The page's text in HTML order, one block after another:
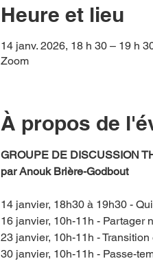
Heure et lieu
14 janv. 2026, 18 h 30 – 19 h
Zoom
À propos de
GROUPE DE DISCUSSION
par Anouk Brière-Godbout
14 janvier, 18h30 à 19h30 -
16 janvier, 10h-11h - Partager
23 janvier, 10h-11h -
30 janvier, 10h-11h - Passe-